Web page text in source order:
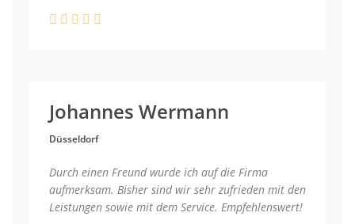
Johannes Wermann
Düsseldorf
Durch einen Freund wurde ich auf die Firma
aufmerksam. Bisher sind wir sehr zufrieden mit den
Leistungen sowie mit dem Service. Empfehlenswert!